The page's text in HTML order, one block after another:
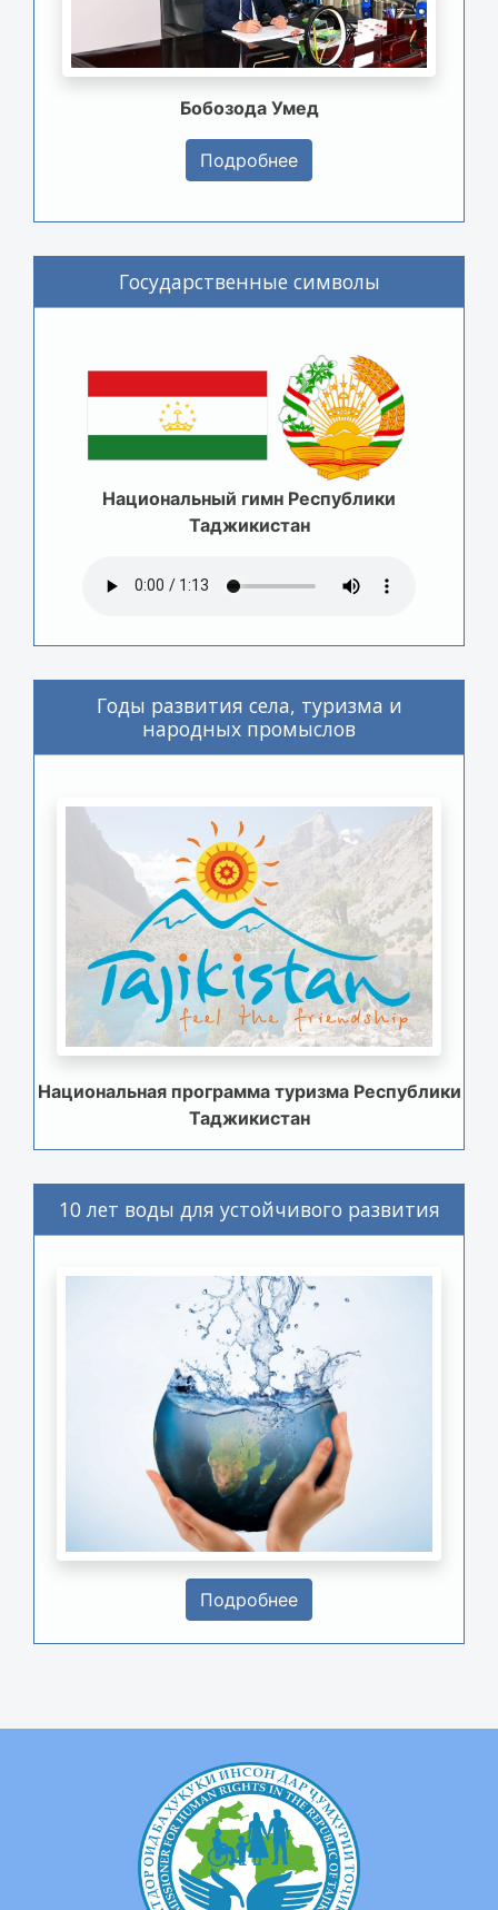
Бобозода Умед
Подробнее
Государственные символы
Национальный гимн Республики
Таджикистан
Годы развития села, туризма и
народных промыслов
Национальная программа туризма Республики
Таджикистан
10 лет воды для устойчивого развития
Подробнее